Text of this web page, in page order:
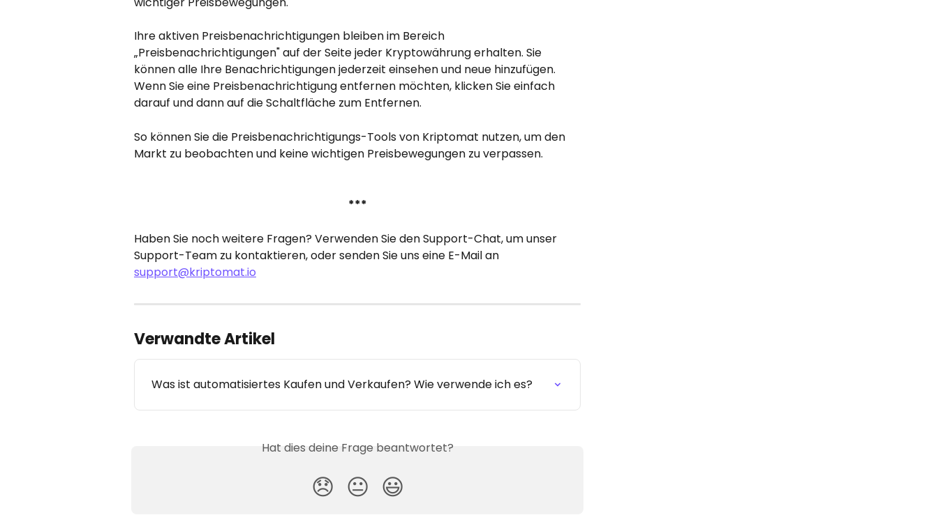
Ihre aktiven Preisbenachrichtigungen bleiben im Bereich
„Preisbenachrichtigungen" auf der Seite jeder Kryptowährung erhalten. Sie
können alle Ihre Benachrichtigungen jederzeit einsehen und neue hinzufügen.
Wenn Sie eine Preisbenachrichtigung entfernen möchten, klicken Sie einfach
darauf und dann auf die Schaltfläche zum Entfernen.
So können Sie die Preisbenachrichtigungs-Tools von Kriptomat nutzen, um den
Markt zu beobachten und keine wichtigen Preisbewegungen zu verpassen.
***
Haben Sie noch weitere Fragen? Verwenden Sie den Support-Chat, um unser
Support-Team zu kontaktieren, oder senden Sie uns eine E-Mail an
support@kriptomat.io
Verwandte Artikel
Was ist automatisiertes Kaufen und Verkaufen? Wie verwende ich es?
Hat dies deine Frage beantwortet?
😞 😐 😃